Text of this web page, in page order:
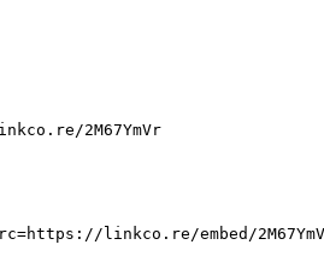
2M67YmVr
linkco.re/embed/